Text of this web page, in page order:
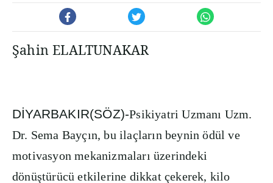
Şahin ELALTUNAKAR
DİYARBAKIR(SÖZ)-Psikiyatri Uzmanı Uzm.
Dr. Sema Bayçın, bu ilaçların beynin ödül ve
motivasyon mekanizmaları üzerindeki
dönüştürücü etkilerine dikkat çekerek, kilo